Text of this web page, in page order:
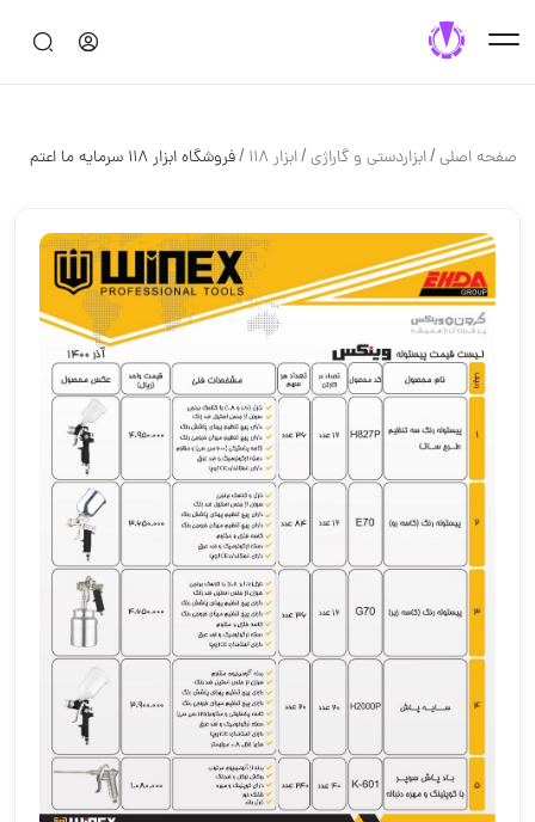
صفحه اصلی/ابزاردستی و گاراژی/ابزار 118 /فروشگاه ابزار 118 سرمایه ما اعتم